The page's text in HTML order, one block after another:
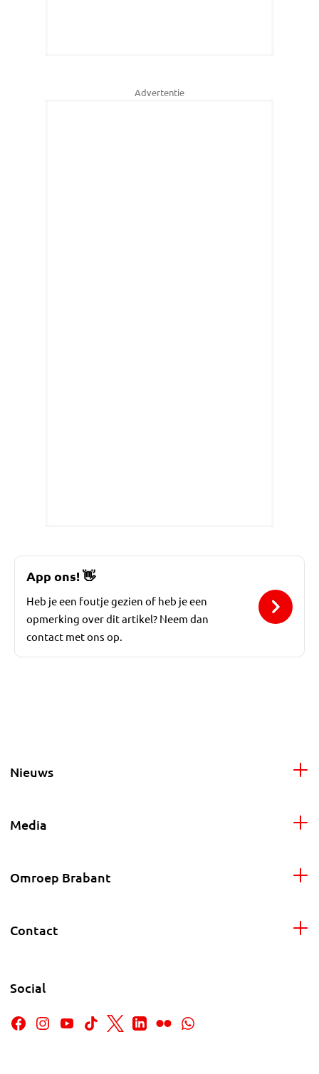
Advertentie
App ons!👋
Heb je een foutje gezien of heb je een
opmerking over dit artikel? Neem dan
contact met ons op.
Nieuws
Media
Omroep Brabant
Contact
Social